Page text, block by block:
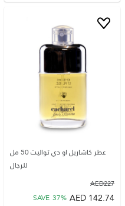
عطر كاشاريل او دي تواليت 50 مل
للرجال
227
AED
142.74
AED
SAVE 37%